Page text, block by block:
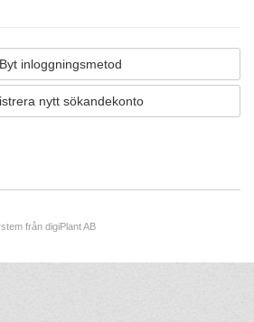
Byt inloggningsmetod
nytt sökandekonto
från digiPlant AB